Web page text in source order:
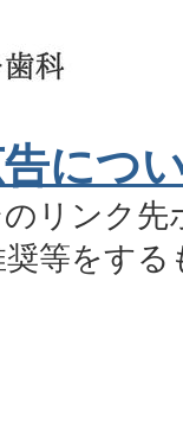
につ
リンク先
等をす